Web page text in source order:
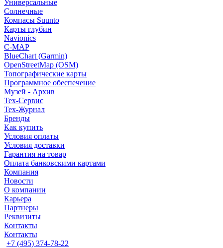
Универсальные
Солнечные
Компасы Suunto
Карты глубин
Navionics
C-MAP
BlueChart (Garmin)
OpenStreetMap (OSM)
Топографические карты
Программное обеспечение
Музей - Архив
Tex-Сервис
Тех-Журнал
Бренды
Как купить
Условия оплаты
Условия доставки
Гарантия на товар
Оплата банковскими картами
Компания
Новости
О компании
Карьера
Партнеры
Реквизиты
Контакты
Контакты
+7 (495) 374-78-22